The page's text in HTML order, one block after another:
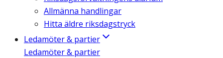
Allmänna handlingar
Hitta äldre riksdagstryck
Ledamöter & partier
Ledamöter & partier